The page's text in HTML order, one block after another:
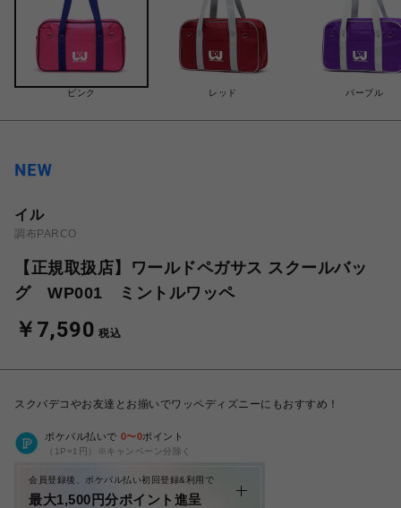
ピンク レッド パープル
イル
調布PARCO
【正規取扱店】ワールドペガサス スクールバッ
グ WP001 ミントルワッペ
￥7,590 税込
スクバデコやお友達とお揃いでワッペディズニーにもおすすめ！
ポケパル払いで 0〜0ポイント
（1P=1円）※キャンペーン分除く
会員登録後、ポケパル払い初回登録&利用で
最大1,500円分ポイント進呈